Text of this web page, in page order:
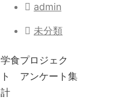
admin
未分類
学食プロジェク
ト アンケート集
計